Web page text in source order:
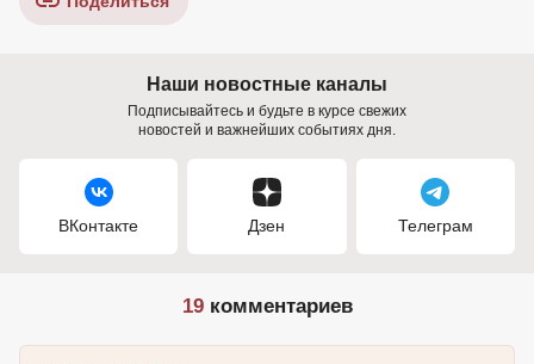
Наши новостные каналы
Подписывайтесь и будьте в курсе свежих
новостей и важнейших событиях дня.
ВКонтакте Дзен Телеграм
19комментариев